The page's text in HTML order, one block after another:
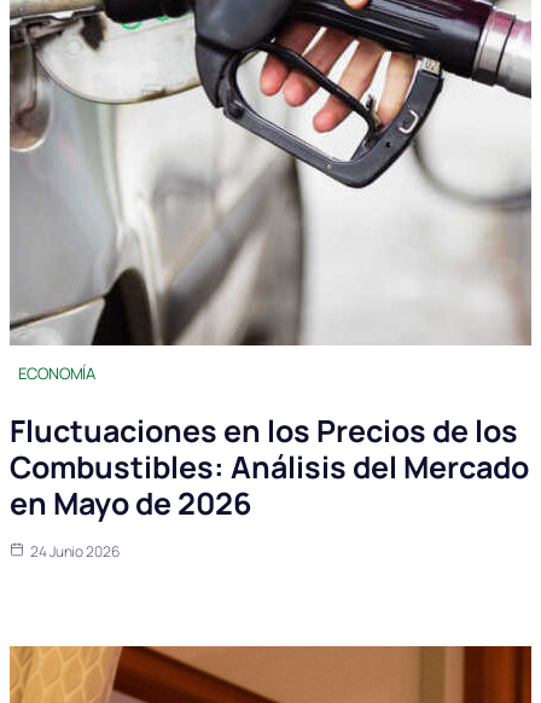
ECONOMÍA
Fluctuaciones en los Precios de los
Combustibles: Análisis del Mercado
en Mayo de 2026
24 Junio 2026